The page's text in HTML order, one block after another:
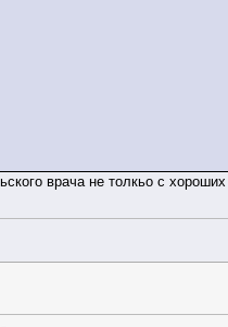
врача не толкьо с хороших